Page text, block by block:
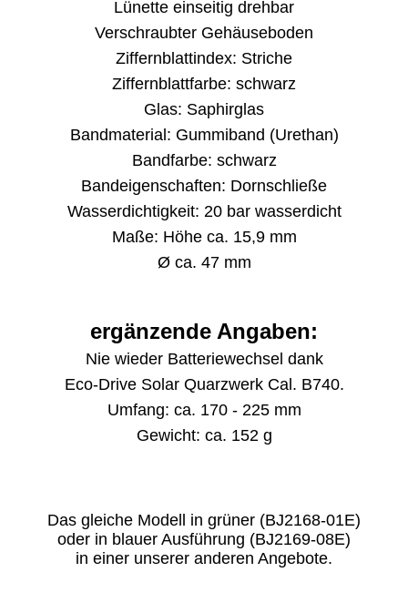
Lünette einseitig drehbar
Verschraubter Gehäuseboden
Ziffernblattindex: Striche
Ziffernblattfarbe: schwarz
Glas: Saphirglas
Bandmaterial: Gummiband (Urethan)
Bandfarbe: schwarz
Bandeigenschaften: Dornschließe
Wasserdichtigkeit: 20 bar wasserdicht
Maße: Höhe ca. 15,9 mm
Ø ca. 47 mm
ergänzende Angaben:
Nie wieder Batteriewechsel dank
Eco-Drive Solar Quarzwerk Cal. B740.
Umfang: ca. 170 - 225 mm
Gewicht: ca. 152 g
Das gleiche Modell in grüner (BJ2168-01E)
oder in blauer Ausführung (BJ2169-08E)
in einer unserer anderen Angebote.